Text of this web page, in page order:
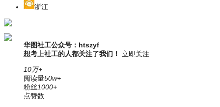
浙江
华图社工公众号：htszyf
想考上社工的人都关注了我们！
立即关注
10万+
阅读量50w+
粉丝1000+
点赞数